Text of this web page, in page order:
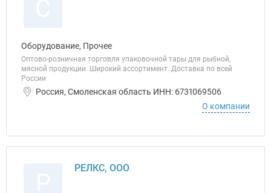
Оборудование, Прочее
Оптово-розничная торговля упаковочной тары для рыбной,
мясной продукции. Широкий ассортимент. Доставка по всей
России
Россия, Смоленская область ИНН: 6731069506
О компании
РЕЛКС, ООО